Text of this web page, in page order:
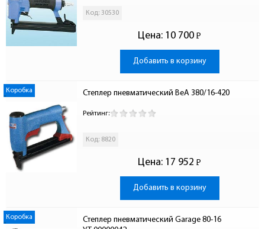
Код: 30530
Цена: 10 700 Р
-
Добавить в корзину
Коробка Степлер пневматический BeA 380/16-420
Рейтинг:
Код: 8820
Цена: 17 952 Р
-
Добавить в корзину
Коробка
Степлер пневматический Garage 80-16